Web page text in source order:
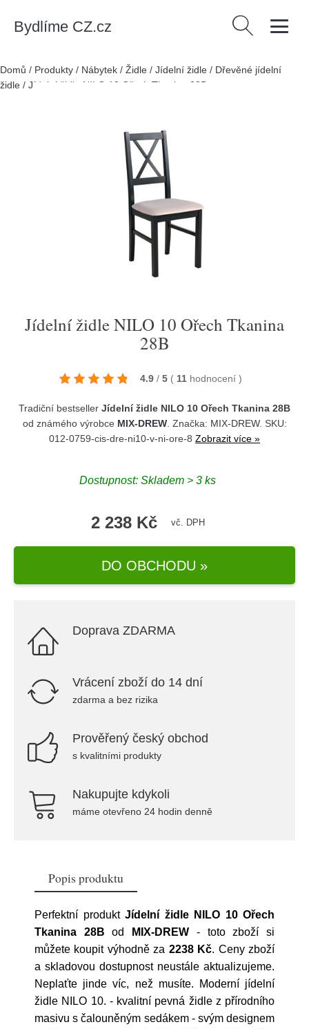
Bydlíme CZ.cz Vyhledávání
Domů / Produkty / Nábytek / Židle / Jídelní židle / Dřevěné jídelní
židle / Jídelní židle NILO 10 Ořech Tkanina 28B
Jídelní židle NILO 10 Ořech Tkanina
28B
4.9 / 5 ( 11 hodnocení )
Tradiční bestseller Jídelní židle NILO 10 Ořech Tkanina 28B
od známého výrobce MIX-DREW. Značka: MIX-DREW. SKU:
012-0759-cis-dre-ni10-v-ni-ore-8 Zobrazit více »
Dostupnost: Skladem > 3 ks
2 238 Kč vč. DPH
DO OBCHODU »
Doprava ZDARMA
Vrácení zboží do 14 dní
zdarma a bez rizika
Prověřený český obchod
s kvalitními produkty
Nakupujte kdykoli
máme otevřeno 24 hodin denně
Popis produktu
Perfektní produkt Jídelní židle NILO 10 Ořech
Tkanina 28B od MIX-DREW - toto zboží si
můžete koupit výhodně za 2238 Kč. Ceny zboží
a skladovou dostupnost neustále aktualizujeme.
Neplaťte jinde víc, než musíte. Moderní jídelní
židle NILO 10. - kvalitní pevná židle z přírodního
masivu s čalouněným sedákem - svým designem